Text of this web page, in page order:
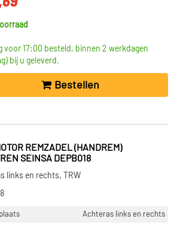
voor 17:00 besteld, binnen 2 werkdagen
bij u geleverd.
Bestellen
REMZADEL (HANDREM)
SEINSA DEPB018
links en rechts, TRW
Achteras links en rechts